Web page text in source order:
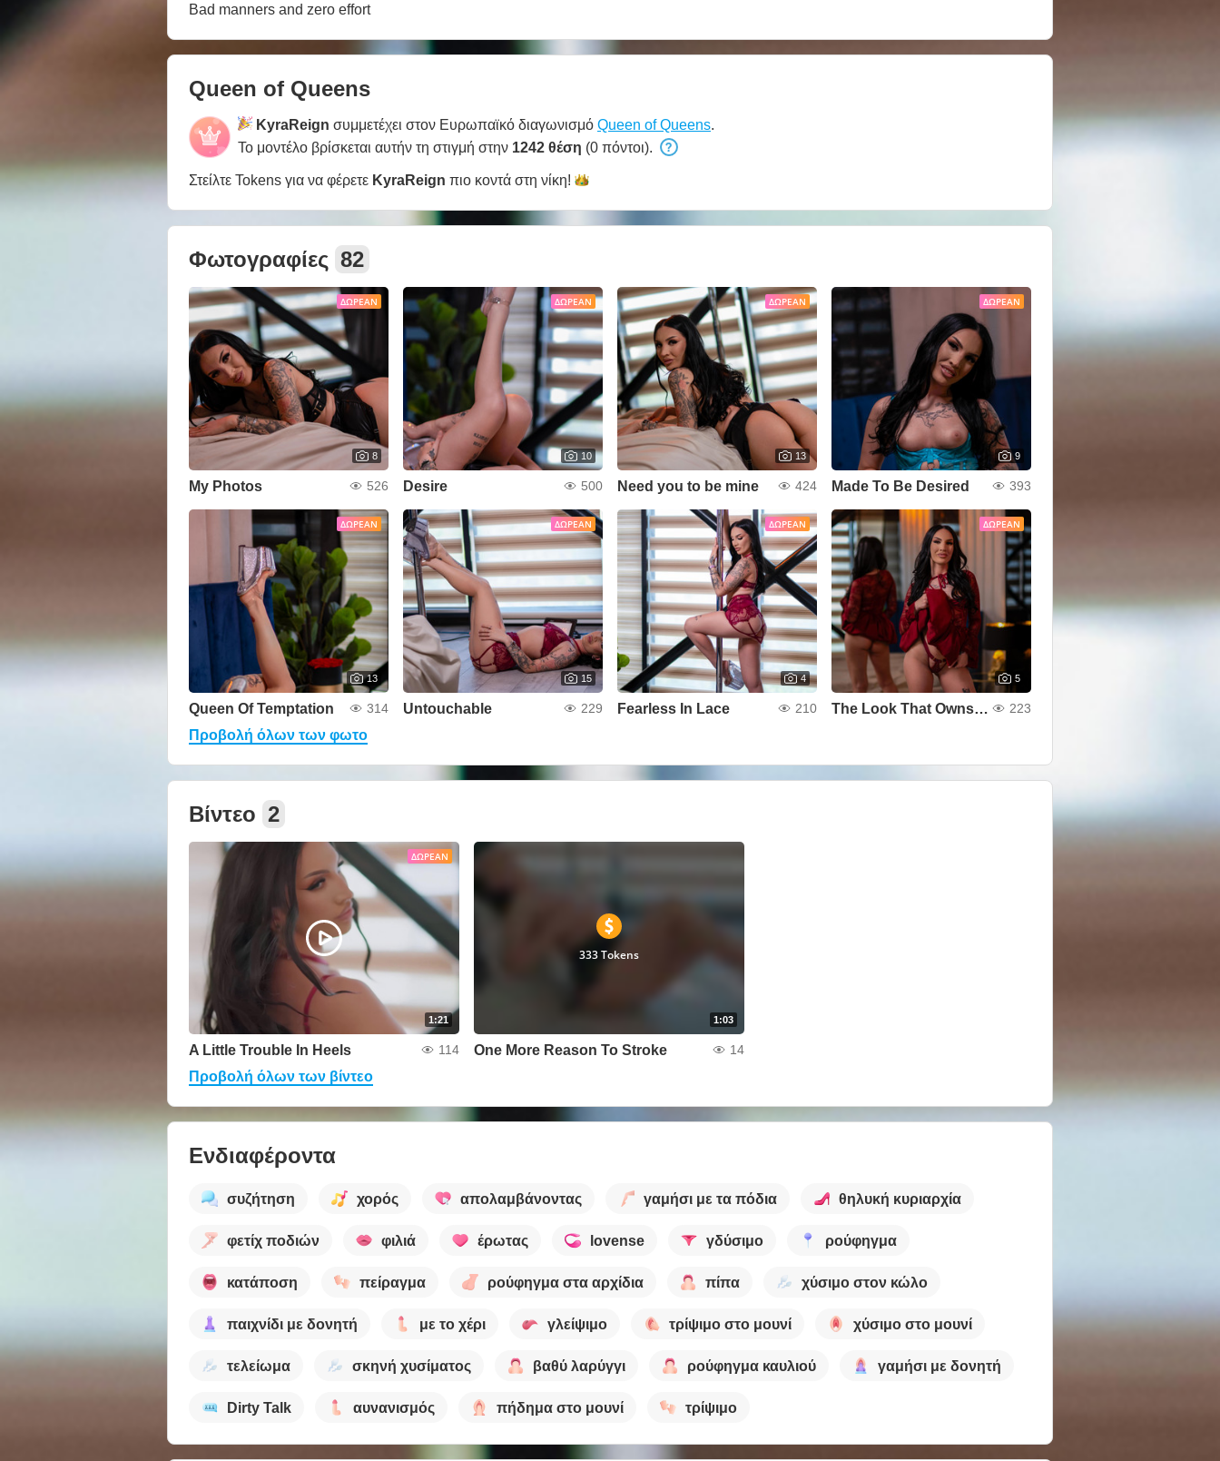
Bad manners and zero effort
Queen of Queens
KyraReign συμμετέχει στον Ευρωπαϊκό διαγωνισμό Queen of Queens.
Το μοντέλο βρίσκεται αυτήν τη στιγμή στην 1242 θέση (0 πόντοι).
Στείλτε Tokens για να φέρετε KyraReign πιο κοντά στη νίκη!
Φωτογραφίες 82
ΔΩΡΕΆΝ
8
My Photos 526
ΔΩΡΕΆΝ
10
Desire 500
ΔΩΡΕΆΝ
13
Need you to be mine 424
ΔΩΡΕΆΝ
9
Made To Be Desired 393
ΔΩΡΕΆΝ
13
Queen Of Temptation 314
ΔΩΡΕΆΝ
15
Untouchable 229
ΔΩΡΕΆΝ
4
Fearless In Lace 210
ΔΩΡΕΆΝ
5
The Look That Owns You 223
Προβολή όλων των φωτο
Βίντεο 2
ΔΩΡΕΆΝ
1:21
A Little Trouble In Heels 114
1:03
333 Tokens
One More Reason To Stroke 14
Προβολή όλων των βίντεο
Ενδιαφέροντα
συζήτηση χορός απολαμβάνοντας γαμήσι με τα πόδια θηλυκή κυριαρχία
φετίχ ποδιών φιλιά έρωτας lovense γδύσιμο ρούφηγμα
κατάποση πείραγμα ρούφηγμα στα αρχίδια πίπα χύσιμο στον κώλο
παιχνίδι με δονητή με το χέρι γλείψιμο τρίψιμο στο μουνί χύσιμο στο μουνί
τελείωμα σκηνή χυσίματος βαθύ λαρύγγι ρούφηγμα καυλιού γαμήσι με δονητή
Dirty Talk αυνανισμός πήδημα στο μουνί τρίψιμο